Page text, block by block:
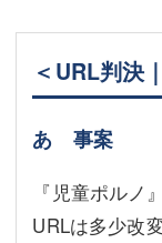
＜URL判決
あ 事案
『児童ポルノ
URLは多少改